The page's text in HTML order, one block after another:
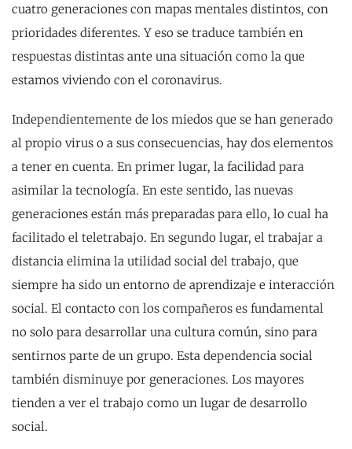
cuatro generaciones con mapas mentales distintos, con
prioridades diferentes. Y eso se traduce también en
respuestas distintas ante una situación como la que
estamos viviendo con el coronavirus.
Independientemente de los miedos que se han generado
al propio virus o a sus consecuencias, hay dos elementos
a tener en cuenta. En primer lugar, la facilidad para
asimilar la tecnología. En este sentido, las nuevas
generaciones están más preparadas para ello, lo cual ha
facilitado el teletrabajo. En segundo lugar, el trabajar a
distancia elimina la utilidad social del trabajo, que
siempre ha sido un entorno de aprendizaje e interacción
social. El contacto con los compañeros es fundamental
no solo para desarrollar una cultura común, sino para
sentirnos parte de un grupo. Esta dependencia social
también disminuye por generaciones. Los mayores
tienden a ver el trabajo como un lugar de desarrollo
social.